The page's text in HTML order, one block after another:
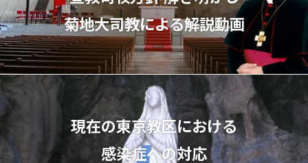
菊地⼤司教による解説動画
現在の東京教区における
感染症への対応